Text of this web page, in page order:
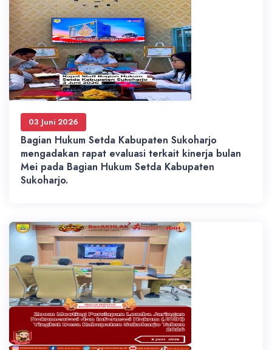
03 Juni 2026
Bagian Hukum Setda Kabupaten Sukoharjo
mengadakan rapat evaluasi terkait kinerja bulan
Mei pada Bagian Hukum Setda Kabupaten
Sukoharjo.